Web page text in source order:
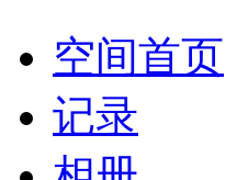
空间首页
记录